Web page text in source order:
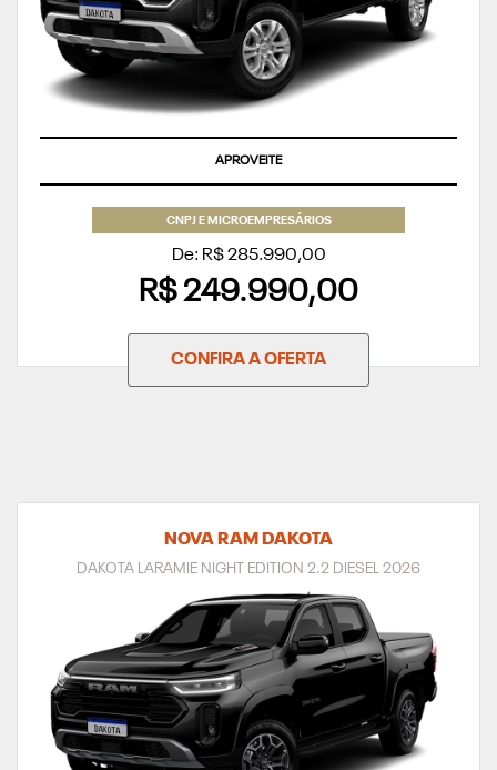
APROVEITE
CNPJ E MICROEMPRESÁRIOS
De: R$ 285.990,00
R$ 249.990,00
CONFIRA A OFERTA
NOVA RAM DAKOTA
DAKOTA LARAMIE NIGHT EDITION 2.2 DIESEL 2026